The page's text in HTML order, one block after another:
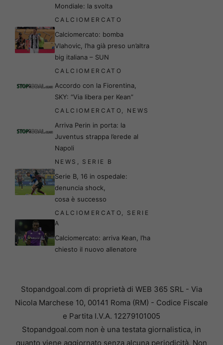
Mondiale: la svolta
CALCIOMERCATO
Calciomercato: bomba
Vlahovic, l’ha già preso un’altra
big italiana – SUN
CALCIOMERCATO
Accordo con la Fiorentina,
SKY: “Via libera per Kean”
CALCIOMERCATO, NEWS
Arriva Perin in porta: la
Juventus strappa l’erede al
Napoli
NEWS , SERIE B
Serie B, 16 in ospedale:
denuncia shock,
cosa è successo
CALCIOMERCATO, SERIE
A
Calciomercato: arriva Kean, l’ha
chiesto il nuovo allenatore
Stopandgoal.com di proprietà di WEB 365 SRL - Via
Nicola Marchese 10, 00141 Roma (RM) - Codice Fiscale
e Partita I.V.A. 12279101005
Stopandgoal.com non è una testata giornalistica, in
quanto viene aggiornato senza alcuna periodicità. Non